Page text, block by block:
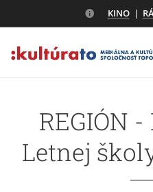
KINO|
REGIÓN
Letnej